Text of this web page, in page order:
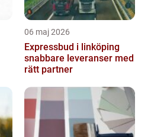
06 maj 2026
Expressbud i linköping
snabbare leveranser med
rätt partner